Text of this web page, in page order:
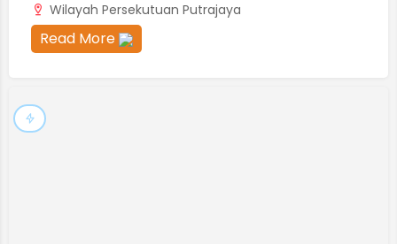
Wilayah Persekutuan Putrajaya
Read More